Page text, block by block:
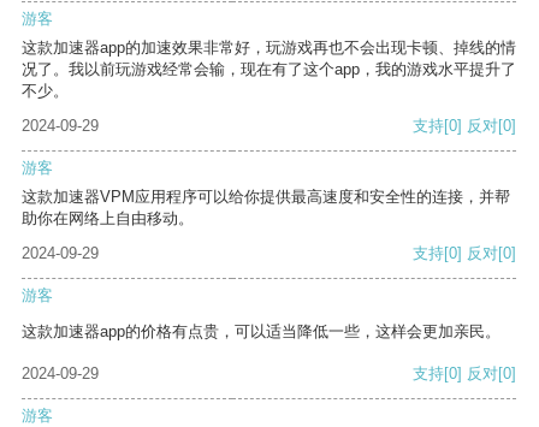
游客
这款加速器app的加速效果非常好，玩游戏再也不会出现卡顿、掉线的情
况了。我以前玩游戏经常会输，现在有了这个app，我的游戏水平提升了
不少。
2024-09-29
支持[0] 反对[0]
游客
这款加速器VPM应用程序可以给你提供最高速度和安全性的连接，并帮
助你在网络上自由移动。
2024-09-29
支持[0] 反对[0]
游客
这款加速器app的价格有点贵，可以适当降低一些，这样会更加亲民。
2024-09-29 支持[0] 反对[0]
游客